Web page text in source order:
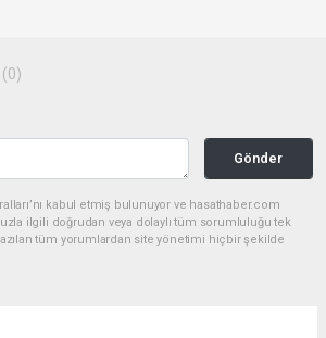
(0)
Gönder
kabul etmiş bulunuyor ve hasathaber.com
ilgili doğrudan veya dolaylı tüm sorumluluğu tek
tüm yorumlardan site yönetimi hiçbir şekilde